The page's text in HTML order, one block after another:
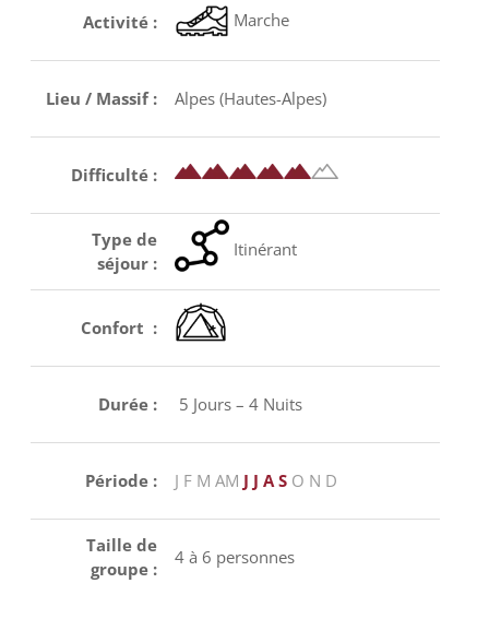
Activité : Marche
Lieu / Massif : Alpes (Hautes-Alpes)
Difficulté :
Type de
séjour :
Itinérant
Confort :
Durée : 5 Jours – 4 Nuits
Période : J F M AM J J A S O N D
Taille de
groupe :
4 à 6 personnes